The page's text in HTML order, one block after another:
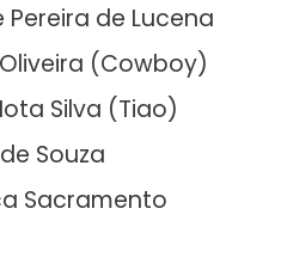
de Lucena
(Cowboy)
Silva (Tiao)
Souza
Sacramento